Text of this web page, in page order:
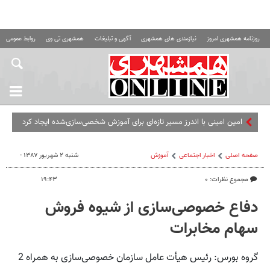
روزنامه همشهری امروز نیازمندی های همشهری آگهی و تبلیغات همشهری تی وی روابط عمومی
امین امینی با اندرز مسیر تازه‌ای برای آموزش شخصی‌سازی‌شده ایجاد کرد
صفحه اصلی اخبار اجتماعی آموزش
مجموع نظرات: ۰
شنبه ۲ شهریور ۱۳۸۷ -
۱۹:۴۳
دفاع خصوصی‌سازی‌ از شیوه فروش
سهام مخابرات
گروه بورس: رئیس هیأت عامل سازمان خصوصی‌سازی‌ به همراه 2